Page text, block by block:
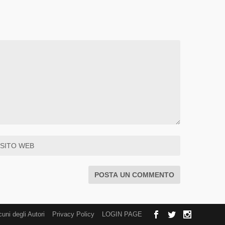
degli Autori Privacy Policy LOGIN PAGE